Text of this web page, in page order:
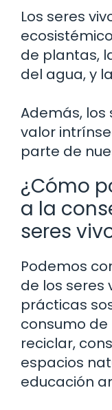
Los seres
de plantas,
del agua, y
Además, los
valor
parte de
¿Cómo
a la
seres
Podemos
de los seres
prácticas
consumo
reciclar,
espacios
educación